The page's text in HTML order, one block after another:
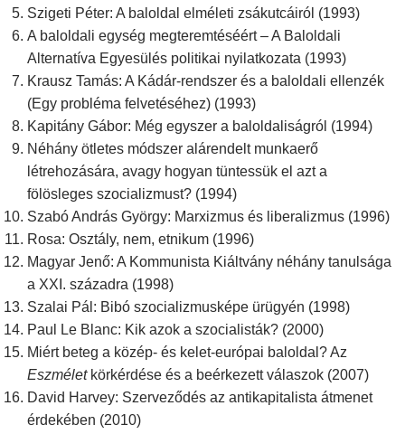
Szigeti Péter: A baloldal elméleti zsákutcáiról (1993)
A baloldali egység megteremtéséért – A Baloldali
Alternatíva Egyesülés politikai nyilatkozata (1993)
Krausz Tamás: A Kádár-rendszer és a baloldali ellenzék
(Egy probléma felvetéséhez) (1993)
Kapitány Gábor: Még egyszer a baloldaliságról (1994)
Néhány ötletes módszer alárendelt munkaerő
létrehozására, avagy hogyan tüntessük el azt a
fölösleges szocializmust? (1994)
Szabó András György: Marxizmus és liberalizmus (1996)
Rosa: Osztály, nem, etnikum (1996)
Magyar Jenő: A Kommunista Kiáltvány néhány tanulsága
a XXI. századra (1998)
Szalai Pál: Bibó szocializmusképe ürügyén (1998)
Paul Le Blanc: Kik azok a szocialisták? (2000)
Miért beteg a közép- és kelet-európai baloldal? Az
Eszmélet körkérdése és a beérkezett válaszok (2007)
David Harvey: Szerveződés az antikapitalista átmenet
érdekében (2010)